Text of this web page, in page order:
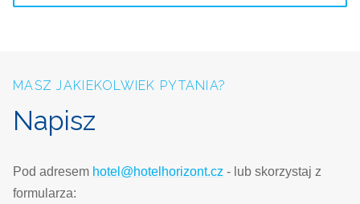
MASZ JAKIEKOLWIEK PYTANIA?
Napisz
Pod adresem hotel@hotelhorizont.cz - lub skorzystaj z
formularza: